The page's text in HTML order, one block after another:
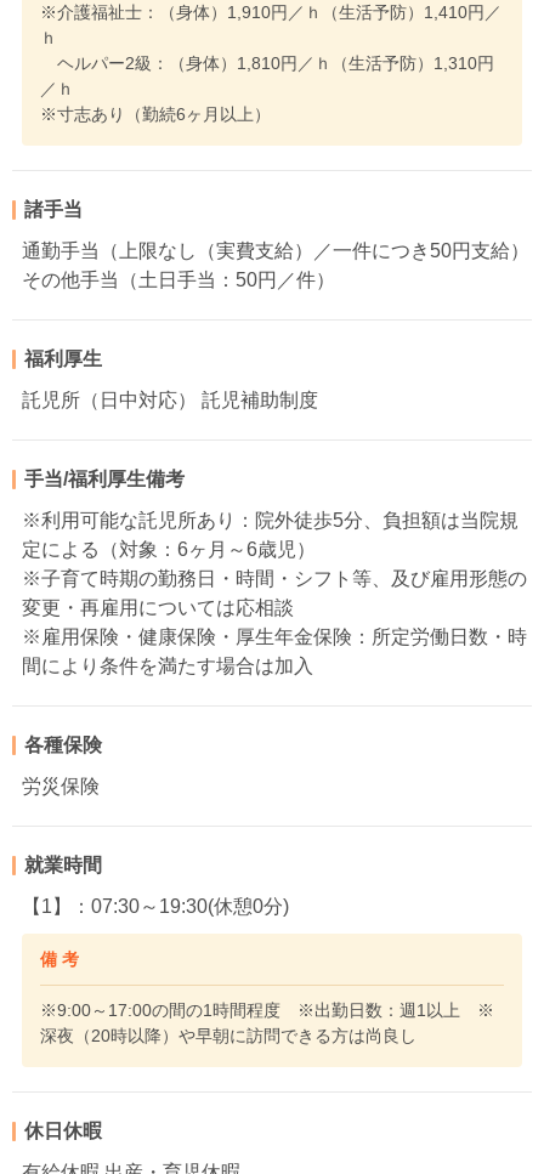
※介護福祉士：（身体）1,910円／ｈ（生活予防）1,410円／
ｈ
ヘルパー2級：（身体）1,810円／ｈ（生活予防）1,310円
／ｈ
※寸志あり（勤続6ヶ月以上）
諸手当
通勤手当（上限なし（実費支給）／一件につき50円支給）
その他手当（土日手当：50円／件）
福利厚生
託児所（日中対応） 託児補助制度
手当/福利厚生備考
※利用可能な託児所あり：院外徒歩5分、負担額は当院規
定による（対象：6ヶ月～6歳児）
※子育て時期の勤務日・時間・シフト等、及び雇用形態の
変更・再雇用については応相談
※雇用保険・健康保険・厚生年金保険：所定労働日数・時
間により条件を満たす場合は加入
各種保険
労災保険
就業時間
【1】：07:30～19:30(休憩0分)
備 考
※9:00～17:00の間の1時間程度 ※出勤日数：週1以上 ※
深夜（20時以降）や早朝に訪問できる方は尚良し
休日休暇